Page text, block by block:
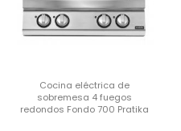
Cocina eléctrica de
sobremesa 4 fuegos
redondos Fondo 700 Pratika